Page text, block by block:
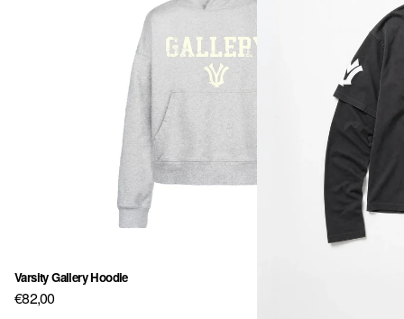
LT · € — LITUANIA
LU · € — LUXEMBURGO
MC · € — MÓNACO
NL · € — PAÍSES BAJOS
PL · ZŁ — POLONIA
PT · € — PORTUGAL
GB · £ — REINO UNIDO
SE · KR — SUECIA
Agotado
Varsity Gallery Hoodie
€82,00